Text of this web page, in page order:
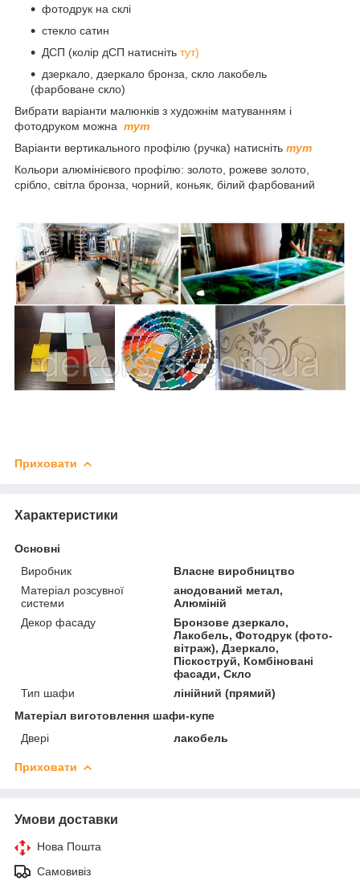
фотодрук на склі
стекло сатин
ДСП (колір дСП натисніть тут)
дзеркало, дзеркало бронза, скло лакобель
(фарбоване скло)
Вибрати варіанти малюнків з художнім матуванням і
фотодруком можна тут
Варіанти вертикального профілю (ручка) натисніть тут
Кольори алюмінієвого профілю: золото, рожеве золото,
срібло, світла бронза, чорний, коньяк, білий фарбований
Приховати
Характеристики
Основні
Виробник
Власне виробництво
Матеріал розсувної
системи
анодований метал,
Алюміній
Декор фасаду
Бронзове дзеркало,
Лакобель, Фотодрук (фото-
вітраж), Дзеркало,
Піскоструй, Комбіновані
фасади, Скло
Тип шафи
лінійний (прямий)
Матеріал виготовлення шафи-купе
Двері
лакобель
Приховати
Умови доставки
Нова Пошта
Самовивіз